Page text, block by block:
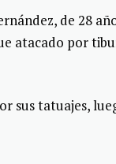
de 28
atacado por
sus tatuajes,